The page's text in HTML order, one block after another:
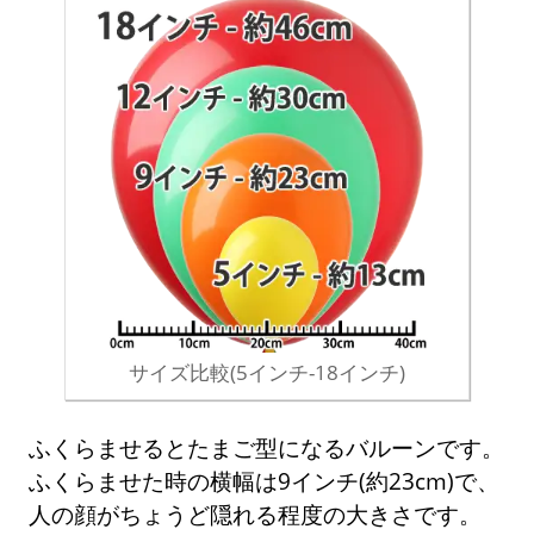
サイズ比較(5インチ-18インチ)
ふくらませるとたまご型になるバルーンです。
ふくらませた時の横幅は9インチ(約23cm)で、
人の顔がちょうど隠れる程度の大きさです。